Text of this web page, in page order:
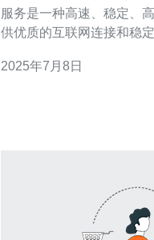
服务是一种高速、稳定、
供优质的互联网连接和稳
以实现更快的数据传输速度和
2025年7月8日